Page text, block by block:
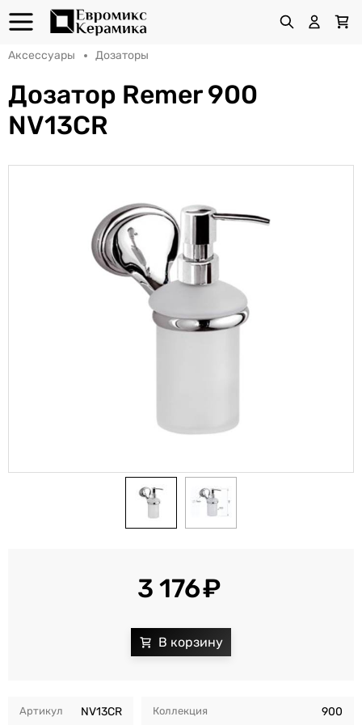
Аксессуары Дозаторы
Дозатор Remer 900
NV13CR
Артикул NV13CR Коллекция 900
3 176